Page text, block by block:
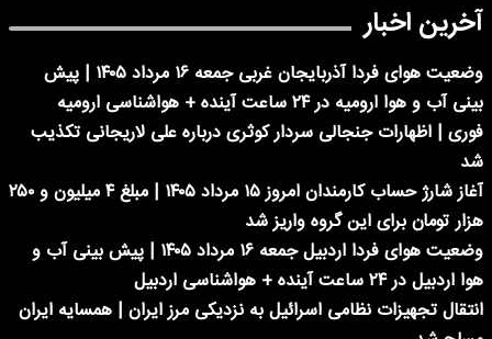
آخرین اخبار
وضعیت هوای فردا آذربایجان غربی جمعه ۱۶ مرداد ۱۴۰۵ | پیش
بینی آب و هوا ارومیه در ۲۴ ساعت آینده + هواشناسی ارومیه
فوری | اظهارات جنجالی سردار کوثری درباره علی لاریجانی تکذیب
شد
آغاز شارژ حساب کارمندان امروز ۱۵ مرداد ۱۴۰۵ | مبلغ ۴ میلیون و ۲۵۰
هزار تومان برای این گروه واریز شد
وضعیت هوای فردا اردبیل جمعه ۱۶ مرداد ۱۴۰۵ | پیش بینی آب و
هوا اردبیل در ۲۴ ساعت آینده + هواشناسی اردبیل
انتقال تجهیزات نظامی اسرائیل به نزدیکی مرز ایران | همسایه ایران